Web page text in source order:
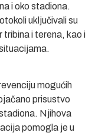
i oko stadiona.
uključivali su
i terena, kao i
mogućih
prisustvo
Njihova
pomogla je u